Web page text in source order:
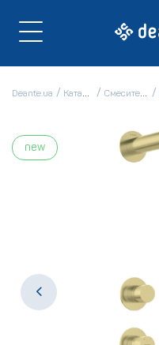
Deante.ua Каталог Смесители
new